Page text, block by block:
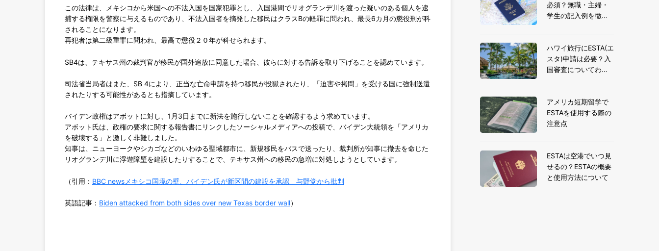
この法律は、メキシコから米国への不法入国を国家犯罪とし、入国港間でリオグランデ川を渡った疑いのある個人を逮
捕する権限を警察に与えるものであり、不法入国者を摘発した移民はクラスBの軽罪に問われ、最長6カ月の懲役刑が科
されることになります。
再犯者は第二級重罪に問われ、最高で懲役２０年が科せられます。
SB4は、テキサス州の裁判官が移民が国外追放に同意した場合、彼らに対する告訴を取り下げることを認めています。
司法省当局者はまた、SB 4により、正当な亡命申請を持つ移民が投獄されたり、「迫害や拷問」を受ける国に強制送還
されたりする可能性があるとも指摘しています。
バイデン政権はアボットに対し、1月3日までに新法を施行しないことを確認するよう求めています。
アボット氏は、政権の要求に関する報告書にリンクしたソーシャルメディアへの投稿で、バイデン大統領を「アメリカ
を破壊する」と激しく非難しました。
知事は、ニューヨークやシカゴなどのいわゆる聖域都市に、新規移民をバスで送ったり、裁判所が知事に撤去を命じた
リオグランデ川に浮遊障壁を建設したりすることで、テキサス州への移民の急増に対処しようとしています。
（引用： BBC newsメキシコ国境の壁、バイデン氏が新区間の建設を承認 与野党から批判
英語記事： Biden attacked from both sides over new Texas border wall）
必須？無職・主婦・
学生の記入例を徹底
ハワイ旅行にESTA(エ
スタ)申請は必要？入
国審査についてわか
アメリカ短期留学で
ESTAを使用する際の
注意点
ESTAは空港でいつ見
せるの？ESTAの概要
と使用方法について